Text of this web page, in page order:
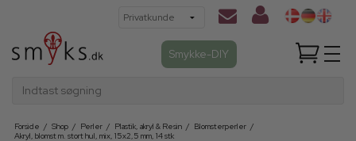
Smykke-DIY
Indtast søgning
Forside / Shop / Perler / Plastik, akryl & Resin / Blomsterperler /
Akryl, blomst m. stort hul, mix, 15x2,5 mm, 14 stk